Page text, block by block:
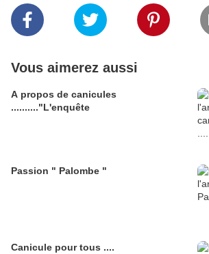
Vous aimerez aussi
A propos de canicules
.........."L'enquête
Passion " Palombe "
Canicule pour tous ....